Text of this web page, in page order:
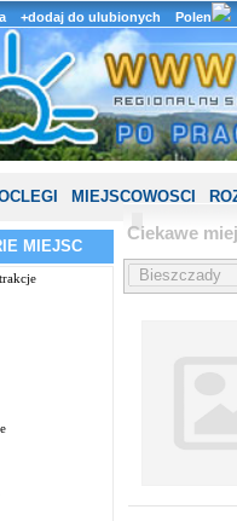
+dodaj do ulubionych Polen
MIEJSCOWOSCI
MIEJSC
Ciekawe